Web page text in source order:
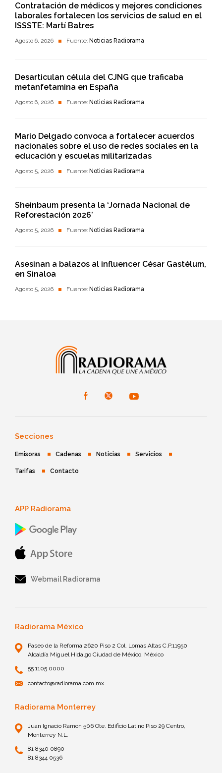
Contratación de médicos y mejores condiciones
laborales fortalecen los servicios de salud en el
ISSSTE: Martí Batres
Agosto 6, 2026 Fuente: Noticias Radiorama
Desarticulan célula del CJNG que traficaba
metanfetamina en España
Agosto 6, 2026 Fuente: Noticias Radiorama
Mario Delgado convoca a fortalecer acuerdos
nacionales sobre el uso de redes sociales en la
educación y escuelas militarizadas
Agosto 5, 2026 Fuente: Noticias Radiorama
Sheinbaum presenta la ‘Jornada Nacional de
Reforestación 2026’
Agosto 5, 2026 Fuente: Noticias Radiorama
Asesinan a balazos al influencer César Gastélum,
en Sinaloa
Agosto 5, 2026 Fuente: Noticias Radiorama
Secciones
Emisoras Cadenas Noticias Servicios
Tarifas Contacto
APP Radiorama
Webmail Radiorama
Radiorama México
Paseo de la Reforma 2620 Piso 2 Col. Lomas Altas C.P.11950
Alcaldía Miguel Hidalgo Ciudad de México, México
55 1105 0000
contacto@radiorama.com.mx
Radiorama Monterrey
Juan Ignacio Ramon 506 Ote. Edificio Latino Piso 29 Centro,
Monterrey N.L.
81 8340 0890
81 8344 0536